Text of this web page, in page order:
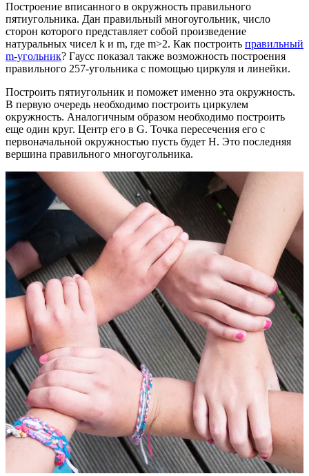
Построение вписанного в окружность правильного
пятиугольника. Дан правильный многоугольник, число
сторон которого представляет собой произведение
натуральных чисел k и m, где m>2. Как построить правильный
m-угольник? Гаусс показал также возможность построения
правильного 257-угольника с помощью циркуля и линейки.
Построить пятиугольник и поможет именно эта окружность.
В первую очередь необходимо построить циркулем
окружность. Аналогичным образом необходимо построить
еще один круг. Центр его в G. Точка пересечения его с
первоначальной окружностью пусть будет H. Это последняя
вершина правильного многоугольника.